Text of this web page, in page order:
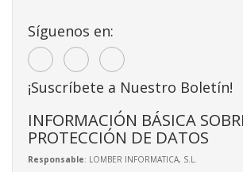
Síguenos en:
¡Suscríbete a Nuestro Boletín!
INFORMACIÓN BÁSICA
PROTECCIÓN DE DATOS
Responsable: LOMBER INFORMATICA, S.L.